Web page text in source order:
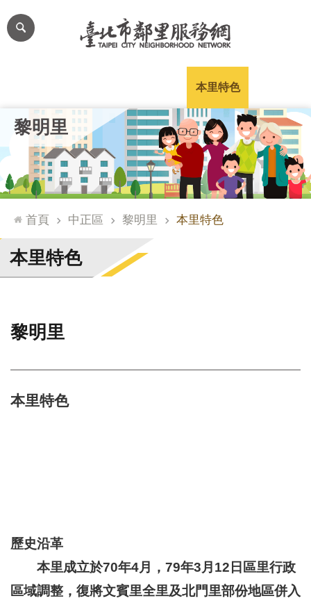
跳到主要內容區塊
網
站
台
通
臺
北
市
門
整
檢
索
資
北
黎明里
本里特色
首頁 中正區 黎明里 本里特色
本里特色
黎明里
本里特色
歷史沿革
本里成立於70年4月，79年3月12日區里行政
區域調整，復將文賓里全里及北門里部份地區併入